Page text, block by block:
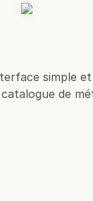
simple
de